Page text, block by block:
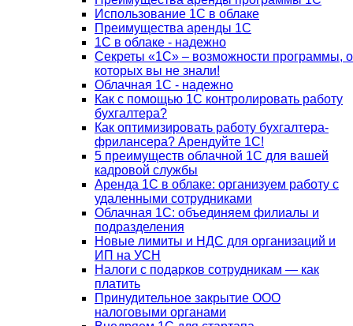
Использование 1С в облаке
Преимущества аренды 1С
1С в облаке - надежно
Секреты «1С» – возможности программы, о
которых вы не знали!
Облачная 1С - надежно
Как с помощью 1С контролировать работу
бухгалтера?
Как оптимизировать работу бухгалтера-
фрилансера? Арендуйте 1С!
5 преимуществ облачной 1С для вашей
кадровой службы
Аренда 1С в облаке: организуем работу с
удаленными сотрудниками
Облачная 1С: объединяем филиалы и
подразделения
Новые лимиты и НДС для организаций и
ИП на УСН
Налоги с подарков сотрудникам — как
платить
Принудительное закрытие ООО
налоговыми органами